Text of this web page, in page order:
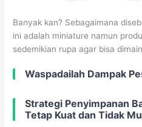
Banyak kan? Sebagaimana
ini adalah miniature namun
sedemikian rupa agar bisa
Waspadailah Dampak
Strategi Penyimpanan
Tetap Kuat dan Tidak